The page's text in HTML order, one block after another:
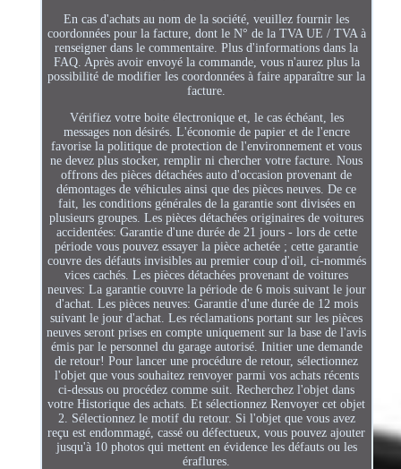
En cas d'achats au nom de la société, veuillez fournir les
coordonnées pour la facture, dont le N° de la TVA UE / TVA à
renseigner dans le commentaire. Plus d'informations dans la
FAQ. Après avoir envoyé la commande, vous n'aurez plus la
possibilité de modifier les coordonnées à faire apparaître sur la
facture.
Vérifiez votre boite électronique et, le cas échéant, les
messages non désirés. L'économie de papier et de l'encre
favorise la politique de protection de l'environnement et vous
ne devez plus stocker, remplir ni chercher votre facture. Nous
offrons des pièces détachées auto d'occasion provenant de
démontages de véhicules ainsi que des pièces neuves. De ce
fait, les conditions générales de la garantie sont divisées en
plusieurs groupes. Les pièces détachées originaires de voitures
accidentées: Garantie d'une durée de 21 jours - lors de cette
période vous pouvez essayer la pièce achetée ; cette garantie
couvre des défauts invisibles au premier coup d'oil, ci-nommés
vices cachés. Les pièces détachées provenant de voitures
neuves: La garantie couvre la période de 6 mois suivant le jour
d'achat. Les pièces neuves: Garantie d'une durée de 12 mois
suivant le jour d'achat. Les réclamations portant sur les pièces
neuves seront prises en compte uniquement sur la base de l'avis
émis par le personnel du garage autorisé. Initier une demande
de retour! Pour lancer une procédure de retour, sélectionnez
l'objet que vous souhaitez renvoyer parmi vos achats récents
ci-dessus ou procédez comme suit. Recherchez l'objet dans
votre Historique des achats. Et sélectionnez Renvoyer cet objet
2. Sélectionnez le motif du retour. Si l'objet que vous avez
reçu est endommagé, cassé ou défectueux, vous pouvez ajouter
jusqu'à 10 photos qui mettent en évidence les défauts ou les
éraflures.